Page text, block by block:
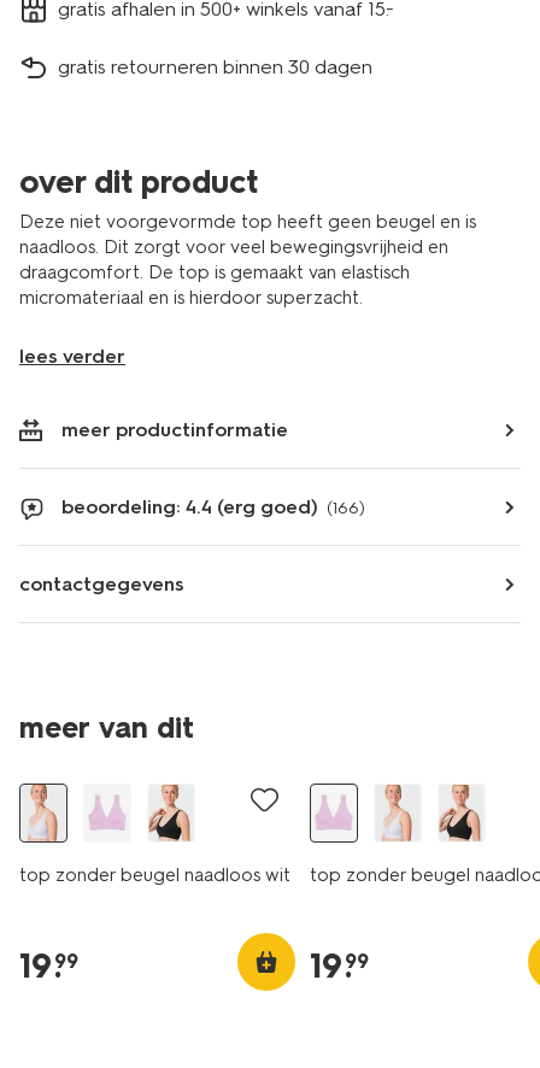
gratis afhalen in 500+ winkels vanaf 15.-
gratis retourneren binnen 30 dagen
over dit product
Deze niet voorgevormde top heeft geen beugel en is
naadloos. Dit zorgt voor veel bewegingsvrijheid en
draagcomfort. De top is gemaakt van elastisch
micromateriaal en is hierdoor superzacht.
lees verder
meer productinformatie
beoordeling: 4.4 (erg goed) (166)
contactgegevens
meer van dit
30% korting
top zonder beugel naadloos wit
19.
99
top zonder beugel
19.
99